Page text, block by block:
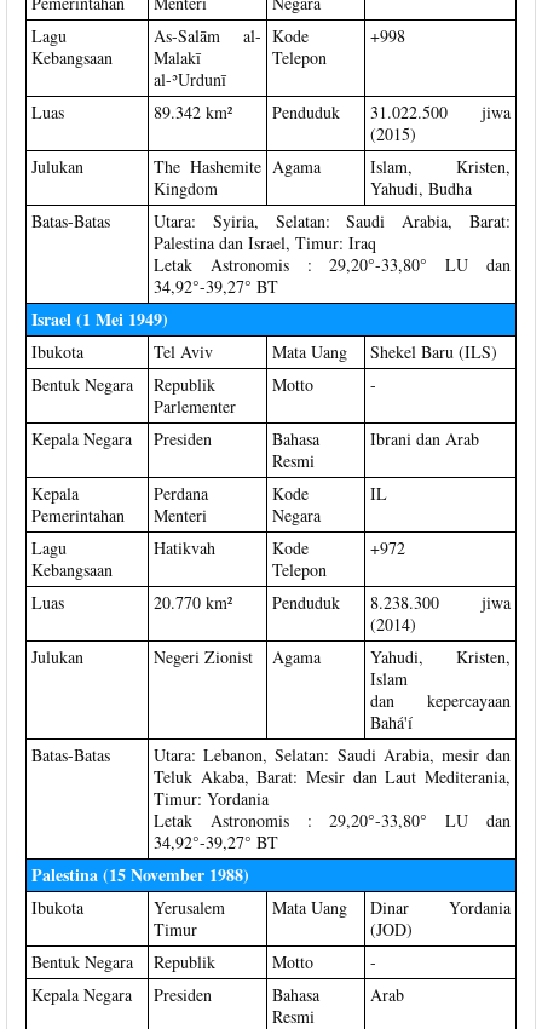
Lagu
Kebangsaan
As-Salām al-
Malakī
al-ʾUrdunī
Kode
Telepon
+998
Luas 89.342 km² Penduduk
31.022.500 jiwa
(2015)
Julukan
The Hashemite
Kingdom
Agama
Islam, Kristen,
Yahudi, Budha
Batas-Batas
Utara: Syiria, Selatan: Saudi Arabia, Barat:
Palestina dan Israel, Timur: Iraq
Letak Astronomis : 29,20°-33,80° LU dan
34,92°-39,27° BT
Israel (1 Mei 1949)
Ibukota Tel Aviv Mata Uang
Shekel Baru (ILS)
Bentuk Negara
Republik
Parlementer
Motto -
Kepala Negara Presiden
Bahasa
Resmi
Ibrani dan Arab
Kepala
Pemerintahan
Perdana
Menteri
Kode
Negara
IL
Lagu
Kebangsaan
Hatikvah
Kode
Telepon
+972
Luas 20.770 km² Penduduk
8.238.300 jiwa
(2014)
Julukan
Negeri Zionist Agama
Yahudi, Kristen,
Islam
dan kepercayaan
Bahá'í
Batas-Batas
Utara: Lebanon, Selatan: Saudi Arabia, mesir dan
Teluk Akaba, Barat: Mesir dan Laut Mediterania,
Timur: Yordania
Letak Astronomis : 29,20°-33,80° LU dan
34,92°-39,27° BT
Palestina (15 November 1988)
Ibukota
Yerusalem
Timur
Mata Uang
Dinar Yordania
(JOD)
Bentuk Negara
Republik Motto
-
Kepala Negara
Presiden
Bahasa
Resmi
Arab